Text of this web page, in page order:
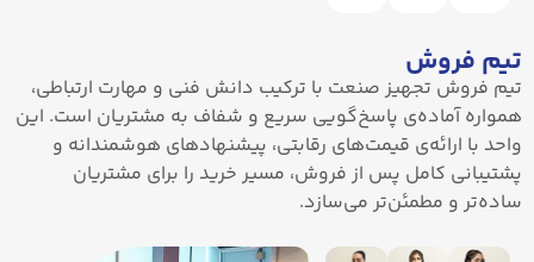
تیم فروش
تیم فروش تجهیز صنعت با ترکیب دانش فنی و مهارت ارتباطی،
همواره آماده‌ی پاسخ‌گویی سریع و شفاف به مشتریان است. این
واحد با ارائه‌ی قیمت‌های رقابتی، پیشنهادهای هوشمندانه و
پشتیبانی کامل پس از فروش، مسیر خرید را برای مشتریان
ساده‌تر و مطمئن‌تر می‌سازد.